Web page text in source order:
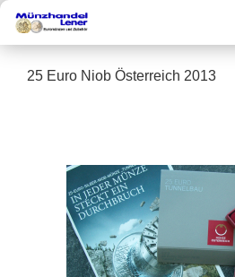
25 Euro Niob Österreich 2013